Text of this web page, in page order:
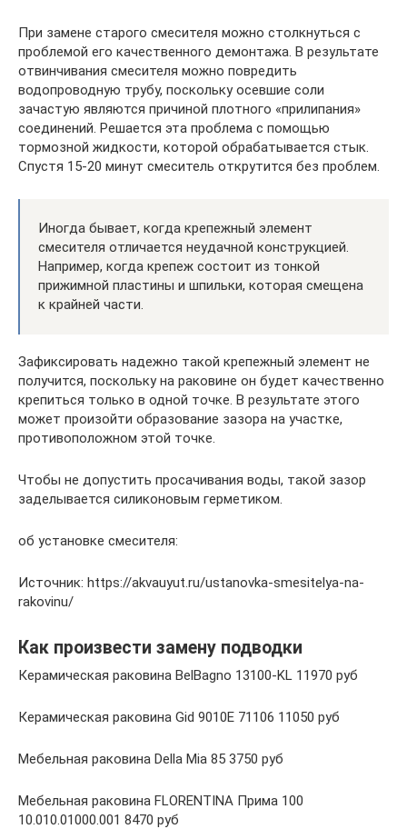
При замене старого смесителя можно столкнуться с
проблемой его качественного демонтажа. В результате
отвинчивания смесителя можно повредить
водопроводную трубу, поскольку осевшие соли
зачастую являются причиной плотного «прилипания»
соединений. Решается эта проблема с помощью
тормозной жидкости, которой обрабатывается стык.
Спустя 15-20 минут смеситель открутится без проблем.
Иногда бывает, когда крепежный элемент
смесителя отличается неудачной конструкцией.
Например, когда крепеж состоит из тонкой
прижимной пластины и шпильки, которая смещена
к крайней части.
Зафиксировать надежно такой крепежный элемент не
получится, поскольку на раковине он будет качественно
крепиться только в одной точке. В результате этого
может произойти образование зазора на участке,
противоположном этой точке.
Чтобы не допустить просачивания воды, такой зазор
заделывается силиконовым герметиком.
об установке смесителя:
Источник: https://akvauyut.ru/ustanovka-smesitelya-na-
rakovinu/
Как произвести замену подводки
Керамическая раковина BelBagno 13100-KL 11970 руб
Керамическая раковина Gid 9010E 71106 11050 руб
Мебельная раковина Della Mia 85 3750 руб
Мебельная раковина FLORENTINA Прима 100
10.010.01000.001 8470 руб